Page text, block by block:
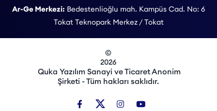
Ar-Ge Merkezi: Bedestenlioğlu mah. Kampüs Cad. No: 6
Tokat Teknopark Merkez / Tokat
©
2026
Quka Yazılım Sanayi ve Ticaret Anonim
Şirketi - Tüm hakları saklıdır.